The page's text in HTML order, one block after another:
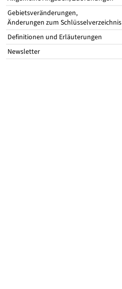
Gebietsveränderungen,
Änderungen zum Schlüsselverzeichnis
Definitionen und Erläuterungen
Newsletter